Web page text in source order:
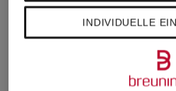
Weitere Kategorien
Blaue BOSS Pullover für
INDIVIDUELLE